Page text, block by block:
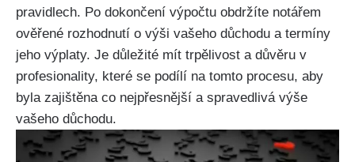
pravidlech. Po dokončení výpočtu obdržíte notářem
ověřené rozhodnutí o výši vašeho důchodu a termíny
jeho výplaty. Je důležité mít trpělivost a důvěru v
profesionality, které se podílí na tomto procesu, aby
byla zajištěna co nejpřesnější a spravedlivá výše
vašeho důchodu.